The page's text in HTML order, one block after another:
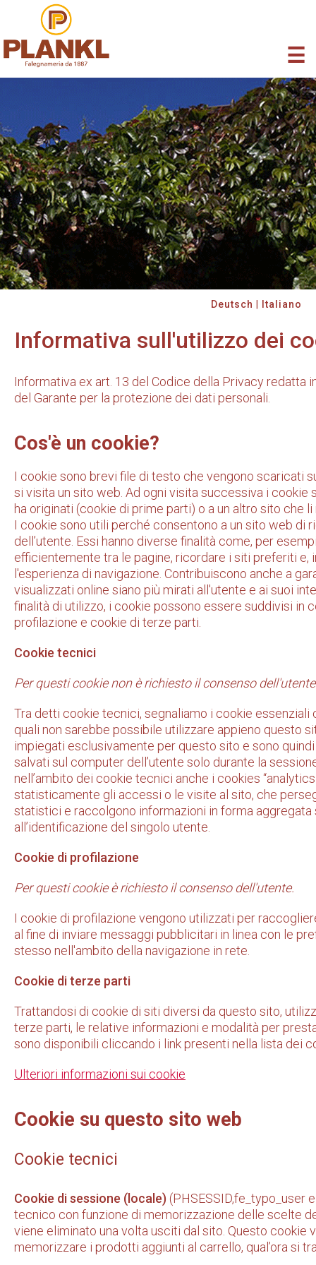
☰
Deutsch Italiano
Informativa sull'utilizzo dei
Informativa ex art. 13 del Codice della Privacy redatta
del Garante per la protezione dei dati personali.
Cos'è un cookie?
I cookie sono brevi file di testo che vengono scaricati
si visita un sito web. Ad ogni visita successiva i cookie
ha originati (cookie di prime parti) o a un altro sito che
I cookie sono utili perché consentono a un sito web di
dell’utente. Essi hanno diverse finalità come, per
efficientemente tra le pagine, ricordare i siti preferiti e,
l'esperienza di navigazione. Contribuiscono anche a
visualizzati online siano più mirati all'utente e ai suoi
finalità di utilizzo, i cookie possono essere suddivisi in
profilazione e cookie di terze parti.
Cookie tecnici
Per questi cookie non è richiesto il consenso
Tra detti cookie tecnici, segnaliamo i cookie essenziali
quali non sarebbe possibile utilizzare appieno questo
impiegati esclusivamente per questo sito e sono
salvati sul computer dell’utente solo durante la
nell’ambito dei cookie tecnici anche i cookies
statisticamente gli accessi o le visite al sito, che
statistici e raccolgono informazioni in forma
all’identificazione del singolo utente.
Cookie di profilazione
Per questi cookie è richiesto il consenso dell'utente.
I cookie di profilazione vengono utilizzati per
al fine di inviare messaggi pubblicitari in linea con le
stesso nell'ambito della navigazione in rete.
Cookie di terze parti
Trattandosi di cookie di siti diversi da questo sito,
terze parti, le relative informazioni e modalità per
sono disponibili cliccando i link presenti nella lista dei
Ulteriori informazioni sui cookie
Cookie su questo sito web
Cookie tecnici
Cookie di sessione (locale) (PHSESSID,fe_typo_user
tecnico con funzione di memorizzazione delle scelte
viene eliminato una volta usciti dal sito. Questo cookie
memorizzare i prodotti aggiunti al carrello, qual’ora si